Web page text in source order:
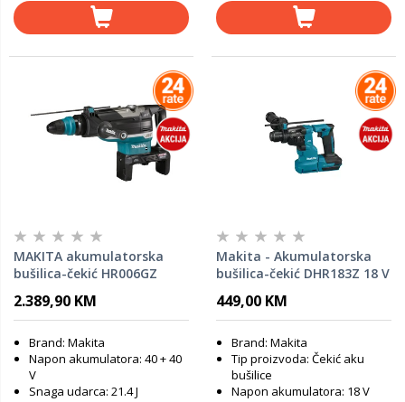
MAKITA akumulatorska
bušilica-čekić HR006GZ
2.389,90 KM
Brand: Makita
Napon akumulatora: 40 + 40
V
Snaga udarca: 21.4 J
Makita - Akumulatorska
bušilica-čekić DHR183Z 18 V
449,00 KM
Brand: Makita
Tip proizvoda: Čekić aku
bušilice
Napon akumulatora: 18 V